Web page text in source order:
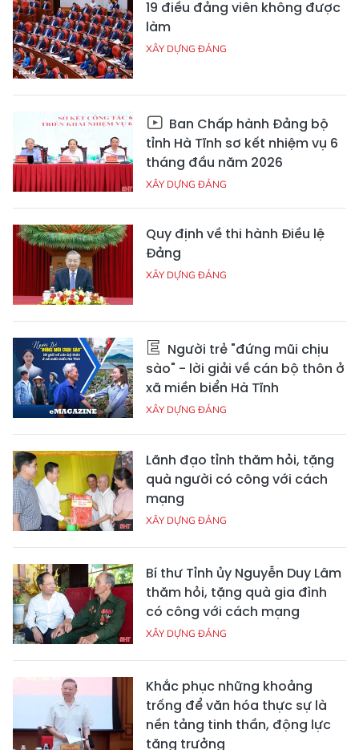
19 điều đảng viên không được
làm
XÂY DỰNG ĐẢNG
Ban Chấp hành Đảng bộ
tỉnh Hà Tĩnh sơ kết nhiệm vụ 6
tháng đầu năm 2026
XÂY DỰNG ĐẢNG
Quy định về thi hành Điều lệ
Đảng
XÂY DỰNG ĐẢNG
Người trẻ "đứng mũi chịu
sào" - lời giải về cán bộ thôn ở
xã miền biển Hà Tĩnh
XÂY DỰNG ĐẢNG
Lãnh đạo tỉnh thăm hỏi, tặng
quà người có công với cách
mạng
XÂY DỰNG ĐẢNG
Bí thư Tỉnh ủy Nguyễn Duy Lâm
thăm hỏi, tặng quà gia đình
có công với cách mạng
XÂY DỰNG ĐẢNG
Khắc phục những khoảng
trống để văn hóa thực sự là
nền tảng tinh thần, động lực
tăng trưởng